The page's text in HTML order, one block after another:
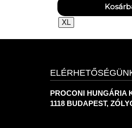
XL
PROCONI HUNGÁRIA
1118 BUDAPEST,